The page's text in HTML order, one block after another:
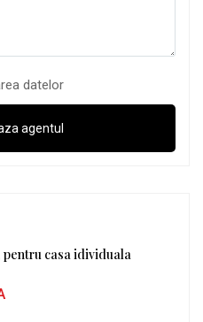
datelor
casa idividuala